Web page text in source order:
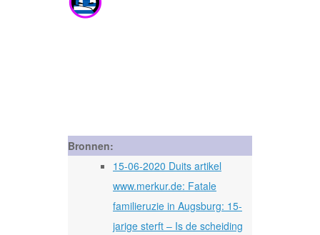
Bronnen:
15-06-2020 Duits artikel
www.merkur.de: Fatale
familieruzie in Augsburg: 15-
jarige sterft – Is de scheiding